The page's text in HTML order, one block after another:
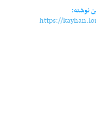
نوشته:
https://